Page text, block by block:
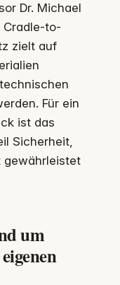
Dr. Michael
Cradle-to-
zielt auf
Für ein
ist das
Sicherheit,
gewährleistet
um